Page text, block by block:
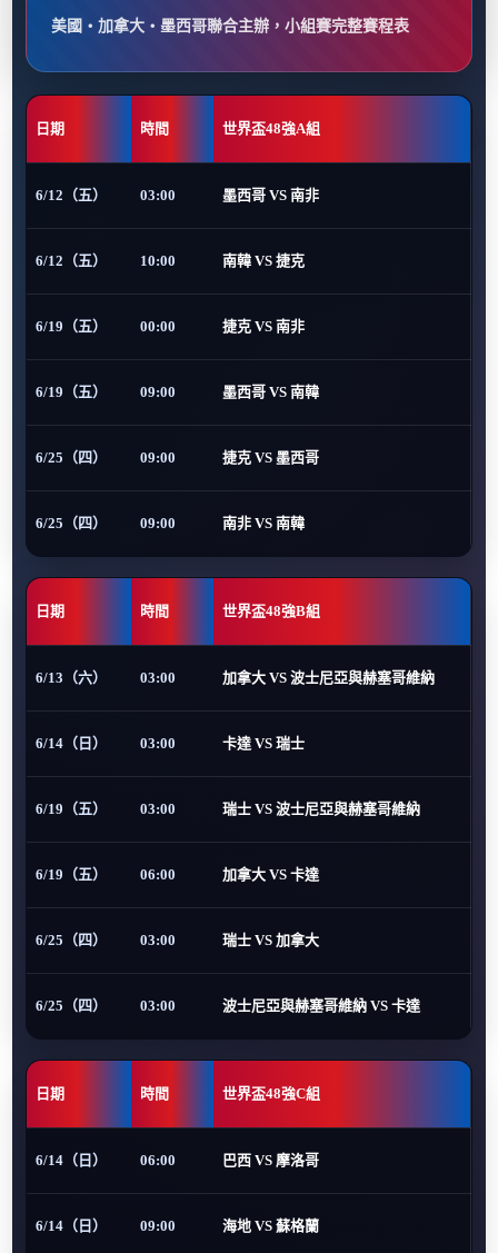
美國・加拿大・墨西哥聯合主辦，小組賽完整賽程表
日期 時間 世界盃48強A組
6/12（五） 03:00 墨西哥 VS 南非
6/12（五） 10:00 南韓 VS 捷克
6/19（五） 00:00 捷克 VS 南非
6/19（五） 09:00 墨西哥 VS 南韓
6/25（四） 09:00 捷克 VS 墨西哥
6/25（四） 09:00 南非 VS 南韓
日期 時間 世界盃48強B組
6/13（六） 03:00 加拿大 VS 波士尼亞與赫塞哥維納
6/14（日） 03:00 卡達 VS 瑞士
6/19（五） 03:00 瑞士 VS 波士尼亞與赫塞哥維納
6/19（五） 06:00 加拿大 VS 卡達
6/25（四） 03:00 瑞士 VS 加拿大
6/25（四） 03:00 波士尼亞與赫塞哥維納 VS 卡達
日期 時間 世界盃48強C組
6/14（日） 06:00 巴西 VS 摩洛哥
6/14（日） 09:00 海地 VS 蘇格蘭